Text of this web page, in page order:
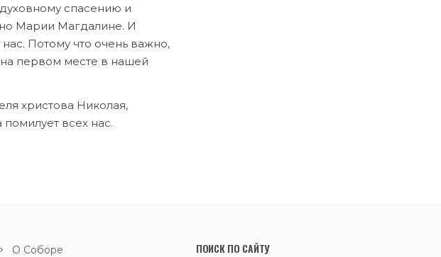
спасению и
Марии Магдалине. И
Потому что очень важно,
первом месте в нашей
христова Николая,
всех нас.
О Соборе
ПОИСК ПО САЙТУ